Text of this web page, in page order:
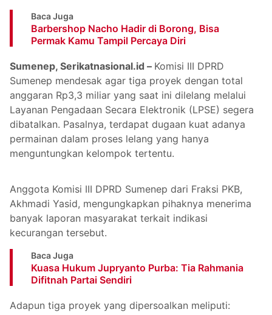
Baca Juga
Barbershop Nacho Hadir di Borong, Bisa
Permak Kamu Tampil Percaya Diri
Sumenep, Serikatnasional.id – Komisi III DPRD
Sumenep mendesak agar tiga proyek dengan total
anggaran Rp3,3 miliar yang saat ini dilelang melalui
Layanan Pengadaan Secara Elektronik (LPSE) segera
dibatalkan. Pasalnya, terdapat dugaan kuat adanya
permainan dalam proses lelang yang hanya
menguntungkan kelompok tertentu.
Anggota Komisi III DPRD Sumenep dari Fraksi PKB,
Akhmadi Yasid, mengungkapkan pihaknya menerima
banyak laporan masyarakat terkait indikasi
kecurangan tersebut.
Baca Juga
Kuasa Hukum Jupryanto Purba: Tia Rahmania
Difitnah Partai Sendiri
Adapun tiga proyek yang dipersoalkan meliputi: